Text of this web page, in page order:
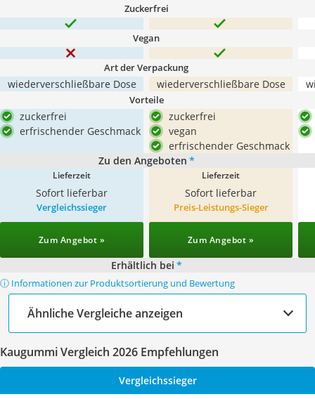
Zuckerfrei
Vegan
Art der Verpackung
wiederverschließbare Dose wiederverschließbare Dose
Vorteile
zuckerfrei
erfrischender Geschmack
zuckerfrei
vegan
erfrischender Geschmack
Zu den Angeboten *
Lieferzeit
Sofort lieferbar
Lieferzeit
Sofort lieferbar
Vergleichssieger
Zum Angebot »
Preis-Leistungs-Sieger
Zum Angebot »
Erhältlich bei *
ⓘ Informationen zur Produktsortierung und Bewertung
Ähnliche Vergleiche anzeigen
Kaugummi Vergleich 2026 Empfehlungen
Vergleichssieger